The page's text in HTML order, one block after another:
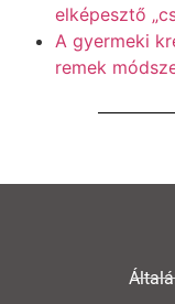
elképesztő
A gyermeki
remek